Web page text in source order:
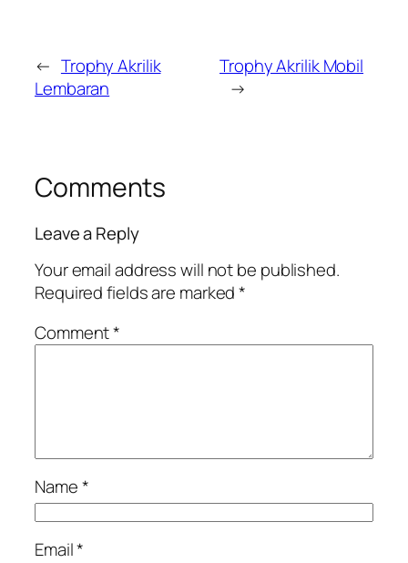
← Trophy Akrilik
Lembaran
Trophy Akrilik Mobil
→
Comments
Leave a Reply
Your email address will not be published.
Required fields are marked*
Comment*
Name*
Email*